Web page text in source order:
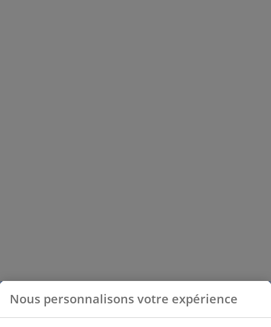
Nous personnalisons votre expérience